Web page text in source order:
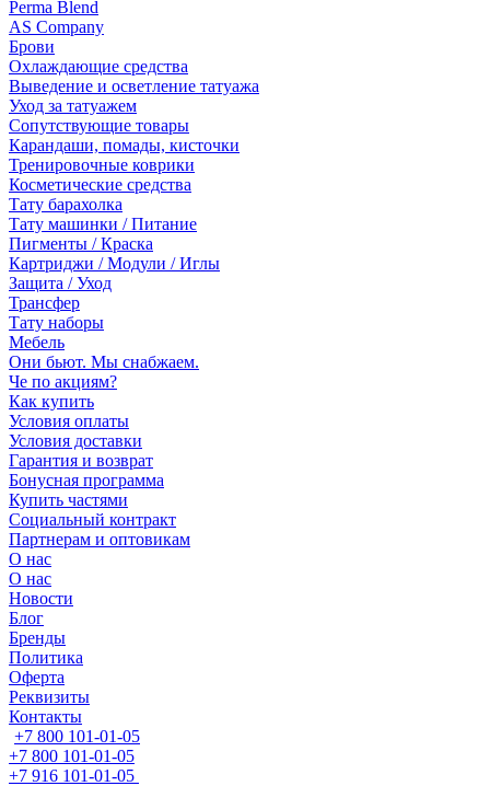
Perma Blend
AS Company
Брови
Охлаждающие средства
Выведение и осветление татуажа
Уход за татуажем
Сопутствующие товары
Карандаши, помады, кисточки
Тренировочные коврики
Косметические средства
Тату барахолка
Тату машинки / Питание
Пигменты / Краска
Картриджи / Модули / Иглы
Защита / Уход
Трансфер
Тату наборы
Мебель
Они бьют. Мы снабжаем.
Че по акциям?
Как купить
Условия оплаты
Условия доставки
Гарантия и возврат
Бонусная программа
Купить частями
Социальный контракт
Партнерам и оптовикам
О нас
О нас
Новости
Блог
Бренды
Политика
Оферта
Реквизиты
Контакты
+7 800 101-01-05
+7 800 101-01-05
+7 916 101-01-05